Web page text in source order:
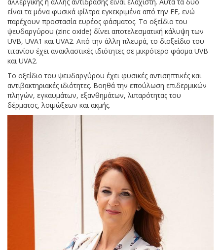
αλλεργικής ή άλλης αντίδρασης είναι ελάχιστη. Αυτά τα δύο
είναι τα μόνα φυσικά φίλτρα εγκεκριμένα από την ΕΕ, ενώ
παρέχουν προστασία ευρέος φάσματος. Το οξείδιο του
ψευδαργύρου (zinc oxide) δίνει αποτελεσματική κάλυψη των
UVB, UVA1 και UVA2. Από την άλλη πλευρά, το διοξείδιο του
τιτανίου έχει ανακλαστικές ιδιότητες σε μικρότερο φάσμα UVB
και UVA2.
Το οξείδιο του ψευδαργύρου έχει φυσικές αντισηπτικές και
αντιβακτηριακές ιδιότητες. Βοηθά την επούλωση επιδερμικών
πληγών, εγκαυμάτων, εξανθημάτων, λιπαρότητας του
δέρματος, λοιμώξεων και ακμής.